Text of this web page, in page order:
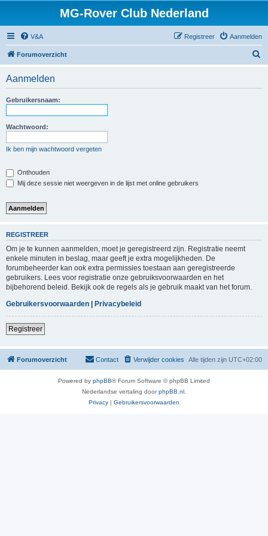
MG-Rover Club Nederland
V&A Aanmelden
Registreer
Forumoverzicht
Aanmelden
Gebruikersnaam:
Wachtwoord:
Ik ben mijn wachtwoord vergeten
Onthouden
Mij deze sessie niet weergeven in de lijst met online gebruikers
REGISTREER
Om je te kunnen aanmelden, moet je geregistreerd zijn. Registratie neemt
enkele minuten in beslag, maar geeft je extra mogelijkheden. De
forumbeheerder kan ook extra permissies toestaan aan geregistreerde
gebruikers. Lees voor registratie onze gebruiksvoorwaarden en het
bijbehorend beleid. Bekijk ook de regels als je gebruik maakt van het forum.
Gebruikersvoorwaarden | Privacybeleid
Registreer
Forumoverzicht Alle tijden zijn UTC+02:00
Verwijder cookies
Contact
Powered by phpBB® Forum Software © phpBB Limited
Nederlandse vertaling doorphpBB.nl
Privacy | Gebruikersvoorwaarden